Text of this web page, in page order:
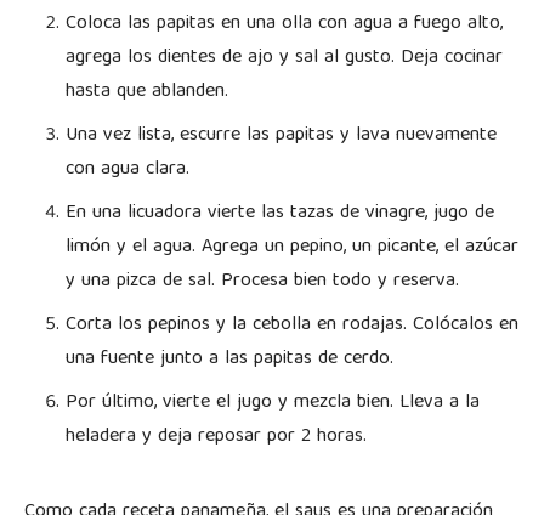
Coloca las papitas en una olla con agua a fuego alto,
agrega los dientes de ajo y sal al gusto. Deja cocinar
hasta que ablanden.
Una vez lista, escurre las papitas y lava nuevamente
con agua clara.
En una licuadora vierte las tazas de vinagre, jugo de
limón y el agua. Agrega un pepino, un picante, el azúcar
y una pizca de sal. Procesa bien todo y reserva.
Corta los pepinos y la cebolla en rodajas. Colócalos en
una fuente junto a las papitas de cerdo.
Por último, vierte el jugo y mezcla bien. Lleva a la
heladera y deja reposar por 2 horas.